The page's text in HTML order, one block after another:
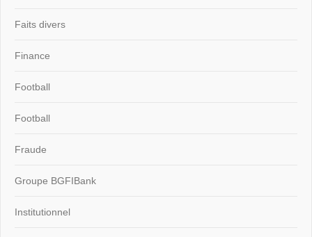
Faits divers
Finance
Football
Football
Fraude
Groupe BGFIBank
Institutionnel